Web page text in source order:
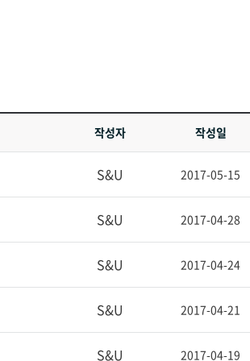
작성자 작성일
S&U 2017-05-15
S&U 2017-04-28
S&U 2017-04-24
S&U 2017-04-21
S&U 2017-04-19